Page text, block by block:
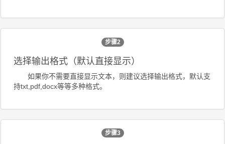
步骤2
选择输出格式（默认直接显示）
如果你不需要直接显示文本，则建议选择输出格式，默认支
持txt,pdf,docx等等多种格式。
步骤3